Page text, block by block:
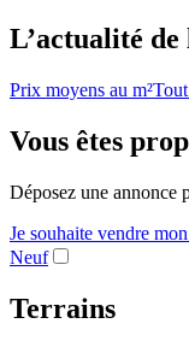
L’actualité
Prix moyens au m²
Vous êtes
Déposez une annonce
Je souhaite vendre
Neuf
Terrains